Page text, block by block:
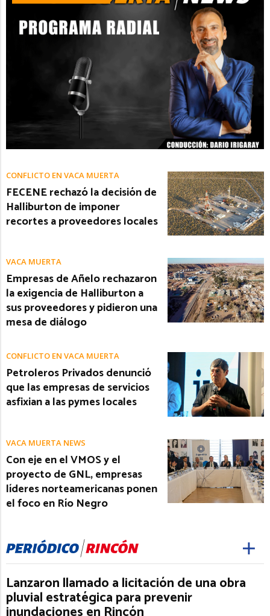
CONFLICTO EN VACA MUERTA
FECENE rechazó la decisión de
Halliburton de imponer
recortes a proveedores locales
VACA MUERTA
Empresas de Añelo rechazaron
la exigencia de Halliburton a
sus proveedores y pidieron una
mesa de diálogo
CONFLICTO EN VACA MUERTA
Petroleros Privados denunció
que las empresas de servicios
asfixian a las pymes locales
VACA MUERTA NEWS
Con eje en el VMOS y el
proyecto de GNL, empresas
líderes norteamericanas ponen
el foco en Río Negro
Lanzaron llamado a licitación de una obra
pluvial estratégica para prevenir